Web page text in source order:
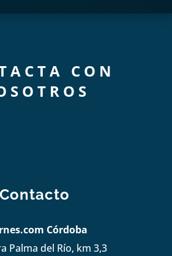
CON
Contacto
Córdoba
Palma del Río, km 3,3